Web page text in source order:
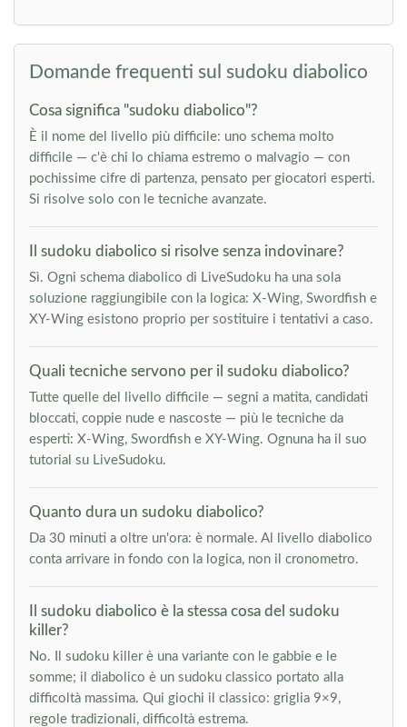
Domande frequenti sul sudoku diabolico
Cosa significa "sudoku diabolico"?
È il nome del livello più difficile: uno schema molto
difficile — c'è chi lo chiama estremo o malvagio — con
pochissime cifre di partenza, pensato per giocatori esperti.
Si risolve solo con le tecniche avanzate.
Il sudoku diabolico si risolve senza indovinare?
Sì. Ogni schema diabolico di LiveSudoku ha una sola
soluzione raggiungibile con la logica: X-Wing, Swordfish e
XY-Wing esistono proprio per sostituire i tentativi a caso.
Quali tecniche servono per il sudoku diabolico?
Tutte quelle del livello difficile — segni a matita, candidati
bloccati, coppie nude e nascoste — più le tecniche da
esperti: X-Wing, Swordfish e XY-Wing. Ognuna ha il suo
tutorial su LiveSudoku.
Quanto dura un sudoku diabolico?
Da 30 minuti a oltre un'ora: è normale. Al livello diabolico
conta arrivare in fondo con la logica, non il cronometro.
Il sudoku diabolico è la stessa cosa del sudoku
killer?
No. Il sudoku killer è una variante con le gabbie e le
somme; il diabolico è un sudoku classico portato alla
difficoltà massima. Qui giochi il classico: griglia 9×9,
regole tradizionali, difficoltà estrema.